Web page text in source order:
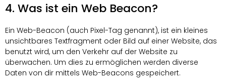
4. Was ist ein Web Beacon?
Ein Web-Beacon (auch Pixel-Tag genannt), ist ein kleines
unsichtbares Textfragment oder Bild auf einer Website, das
benutzt wird, um den Verkehr auf der Website zu
überwachen. Um dies zu ermöglichen werden diverse
Daten von dir mittels Web-Beacons gespeichert.